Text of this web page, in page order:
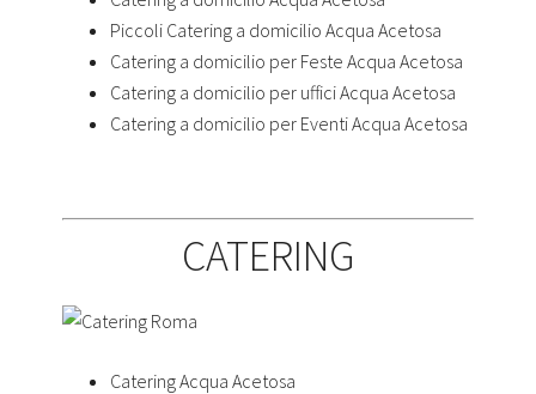
Piccoli Catering a domicilio Acqua Acetosa
Catering a domicilio per Feste Acqua Acetosa
Catering a domicilio per uffici Acqua Acetosa
Catering a domicilio per Eventi Acqua Acetosa
CATERING
Catering Acqua Acetosa